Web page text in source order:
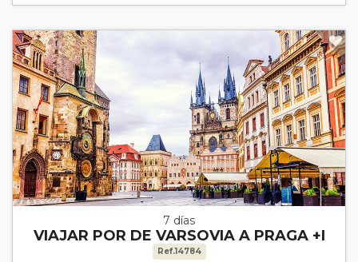
7 días
VIAJAR POR DE VARSOVIA A PRAGA +I
Ref.14784